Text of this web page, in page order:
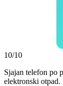
10/10
Sjajan telefon po
elektronski otpad.